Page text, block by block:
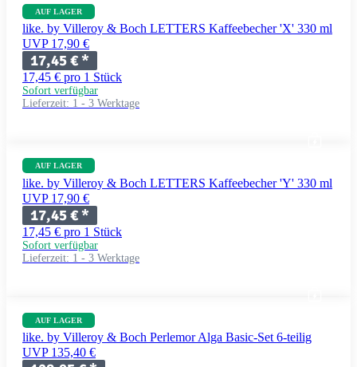
AUF LAGER
like. by Villeroy & Boch LETTERS Kaffeebecher 'X' 330 ml
UVP 17,90 €
17,45 €*
17,45 € pro 1 Stück
Sofort verfügbar
Lieferzeit: 1 - 3 Werktage
AUF LAGER
like. by Villeroy & Boch LETTERS Kaffeebecher 'Y' 330 ml
UVP 17,90 €
17,45 €*
17,45 € pro 1 Stück
Sofort verfügbar
Lieferzeit: 1 - 3 Werktage
AUF LAGER
like. by Villeroy & Boch Perlemor Alga Basic-Set 6-teilig
UVP 135,40 €